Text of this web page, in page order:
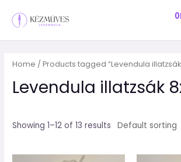
0
Home / Products tagged “Levendula illatzsák
Levendula illatzsák
Showing 1–12 of 13 results